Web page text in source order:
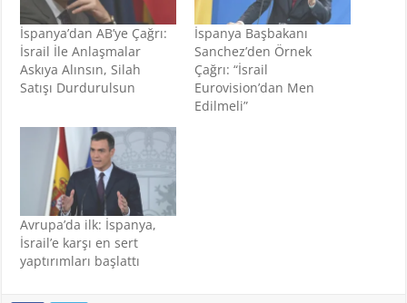
İspanya’dan AB’ye Çağrı:
İsrail İle Anlaşmalar
Askıya Alınsın, Silah
Satışı Durdurulsun
İspanya Başbakanı
Sanchez’den Örnek
Çağrı: “İsrail
Eurovision’dan Men
Edilmeli”
Avrupa’da ilk: İspanya,
İsrail’e karşı en sert
yaptırımları başlattı